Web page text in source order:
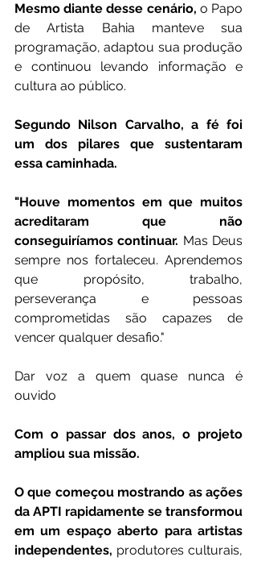
Mesmo diante desse cenário, o Papo
de Artista Bahia manteve sua
programação, adaptou sua produção
e continuou levando informação e
cultura ao público.
Segundo Nilson Carvalho, a fé foi
um dos pilares que sustentaram
essa caminhada.
"Houve momentos em que muitos
acreditaram que não
conseguiríamos continuar. Mas Deus
sempre nos fortaleceu. Aprendemos
que propósito, trabalho,
perseverança e pessoas
comprometidas são capazes de
vencer qualquer desafio."
Dar voz a quem quase nunca é
ouvido
Com o passar dos anos, o projeto
ampliou sua missão.
O que começou mostrando as ações
da APTI rapidamente se transformou
em um espaço aberto para artistas
independentes, produtores culturais,